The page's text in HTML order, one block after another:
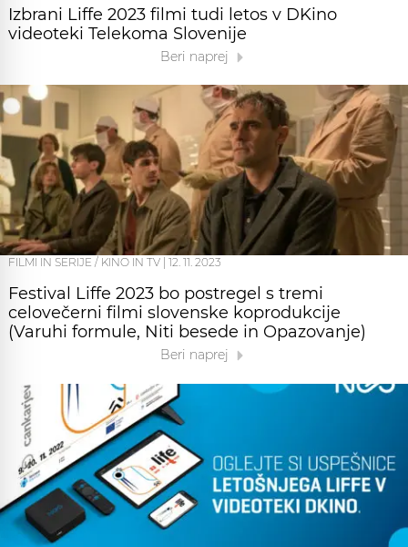
Izbrani Liffe 2023 filmi tudi letos v DKino
videoteki Telekoma Slovenije
Beri naprej
FILMI IN SERIJE / KINO IN TV 12. 11. 2023
Festival Liffe 2023 bo postregel s tremi
celovečerni filmi slovenske koprodukcije
(Varuhi formule, Niti besede in Opazovanje)
Beri naprej